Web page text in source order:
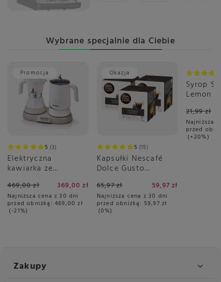
Wybrane specjalnie dla Ciebie
Promocja
5 3
Elektryczna
kawiarka ze
1344 - Breakfast
Station 3w1
469,00 zł 369,00 zł
Najniższa cena z 30 dni
przed obniżką: 469,00 zł
-21%
Okazja
5 15
Kapsułki Nescafé
Dolce Gusto
3x16 sztuk
65,97 zł 59,97 zł
Najniższa cena z 30 dni
przed obniżką: 59,97 zł
0%
Okazja
Syrop
Lemon
21,99 zł
Najniższa
przed
+20%
Zakupy